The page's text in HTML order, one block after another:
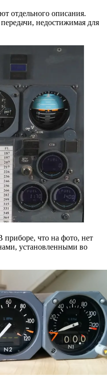
отдельного описания.
недостижимая для
приборе, что на фото, нет
установленными во